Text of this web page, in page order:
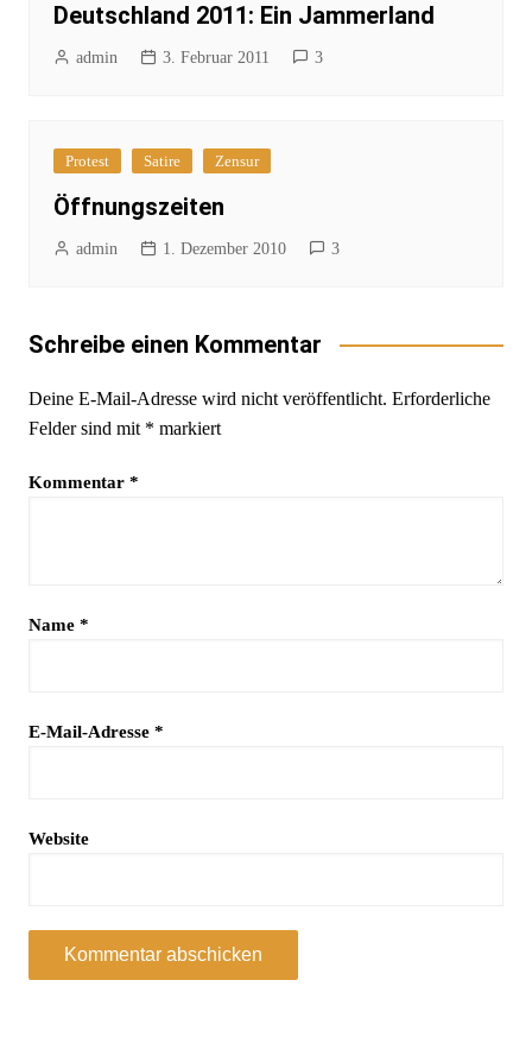
Deutschland 2011: Ein Jammerland
admin 3. Februar 2011 3
Protest Satire Zensur
Öffnungszeiten
admin 1. Dezember 2010 3
Schreibe einen Kommentar
Deine E-Mail-Adresse wird nicht veröffentlicht. Erforderliche
Felder sind mit * markiert
Kommentar *
Name *
E-Mail-Adresse *
Website